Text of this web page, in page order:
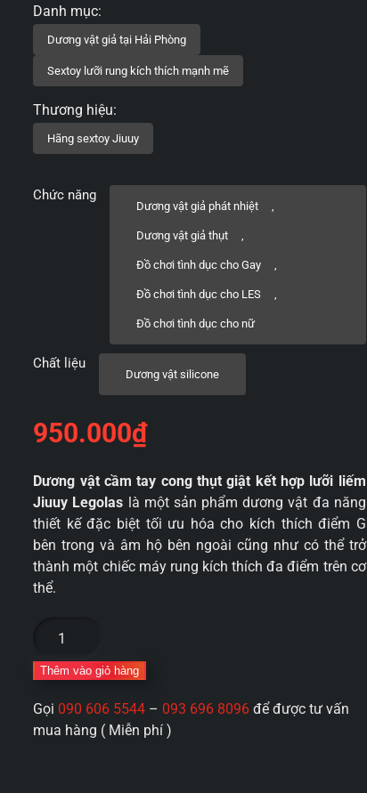
Chức năng
Dương vật giả phát nhiệt ,
Dương vật giả thụt ,
Đồ chơi tình dục cho Gay ,
Đồ chơi tình dục cho LES ,
Đồ chơi tình dục cho nữ
Chất liệu
Dương vật silicone
950.000₫
Dương vật cầm tay cong thụt giật kết hợp lưỡi liếm
Jiuuy Legolas là một sản phẩm dương vật đa năng
thiết kế đặc biệt tối ưu hóa cho kích thích điểm G
bên trong và âm hộ bên ngoài cũng như có thể trở
thành một chiếc máy rung kích thích đa điểm trên cơ
thể.
cầm
cong
thụt
Thêm vào giỏ hàng
Gọi 090 606 5544 – 093 696 8096 để được tư vấn
mua hàng ( Miễn phí )